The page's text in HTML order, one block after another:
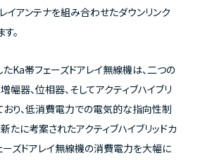
イアンテナを組み合わせたダウンリンク
。
Ka帯フェーズドアレイ無線機は、二つの
幅器、位相器、そしてアクティブハイブリ
おり、低消費電力での電気的な指向性制
たに考案されたアクティブハイブリッドカ
ーズドアレイ無線機の消費電力を大幅に